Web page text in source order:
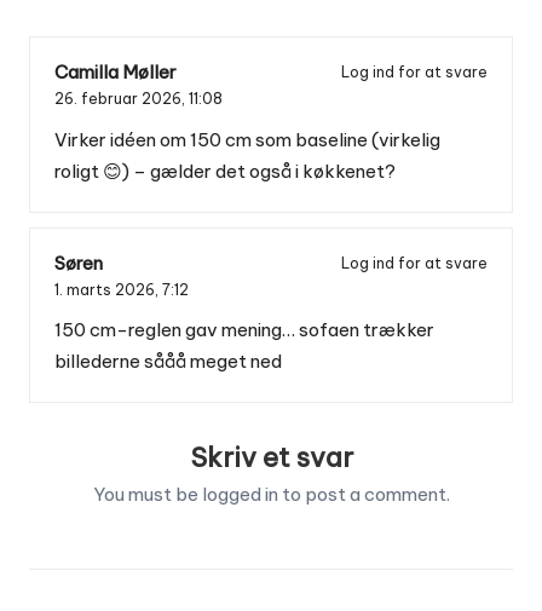
Camilla Møller
Log ind for at svare
26. februar 2026, 11:08
Virker idéen om 150 cm som baseline (virkelig
roligt 😊) – gælder det også i køkkenet?
Søren
Log ind for at svare
1. marts 2026, 7:12
150 cm-reglen gav mening… sofaen trækker
billederne sååå meget ned
Skriv et svar
You must be logged in to post a comment.